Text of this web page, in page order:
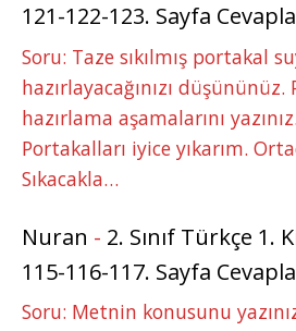
121-122-123. Sayfa
Soru: Taze sıkılmış portakal
hazırlayacağınızı
hazırlama aşamalarını
Portakalları iyice yıkarım.
Sıkacakla…
Nuran - 2. Sınıf Türkçe 1.
115-116-117. Sayfa
Soru: Metnin konusunu